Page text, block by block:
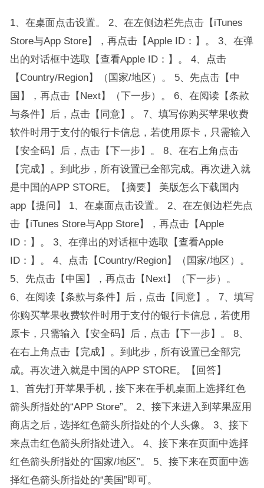
1、在桌面点击设置。 2、在左侧边栏先点击【iTunes
Store与App Store】，再点击【Apple ID：】。 3、在弹
出的对话框中选取【查看Apple ID：】。 4、点击
【Country/Region】（国家/地区）。 5、先点击【中
国】，再点击【Next】（下一步）。 6、在阅读【条款
与条件】后，点击【同意】。 7、填写你购买苹果收费
软件时用于支付的银行卡信息，若使用原卡，只需输入
【安全码】后，点击【下一步】。 8、在右上角点击
【完成】。到此步，所有设置已全部完成。再次进入就
是中国的APP STORE。【摘要】 美版怎么下载国内
app【提问】 1、在桌面点击设置。 2、在左侧边栏先点
击【iTunes Store与App Store】，再点击【Apple
ID：】。 3、在弹出的对话框中选取【查看Apple
ID：】。 4、点击【Country/Region】（国家/地区）。
5、先点击【中国】，再点击【Next】（下一步）。
6、在阅读【条款与条件】后，点击【同意】。 7、填写
你购买苹果收费软件时用于支付的银行卡信息，若使用
原卡，只需输入【安全码】后，点击【下一步】。 8、
在右上角点击【完成】。到此步，所有设置已全部完
成。再次进入就是中国的APP STORE。【回答】
1、首先打开苹果手机，接下来在手机桌面上选择红色
箭头所指处的“APP Store”。 2、接下来进入到苹果应用
商店之后，选择红色箭头所指处的个人头像。 3、接下
来点击红色箭头所指处进入。 4、接下来在页面中选择
红色箭头所指处的“国家/地区”。 5、接下来在页面中选
择红色箭头所指处的“美国”即可。